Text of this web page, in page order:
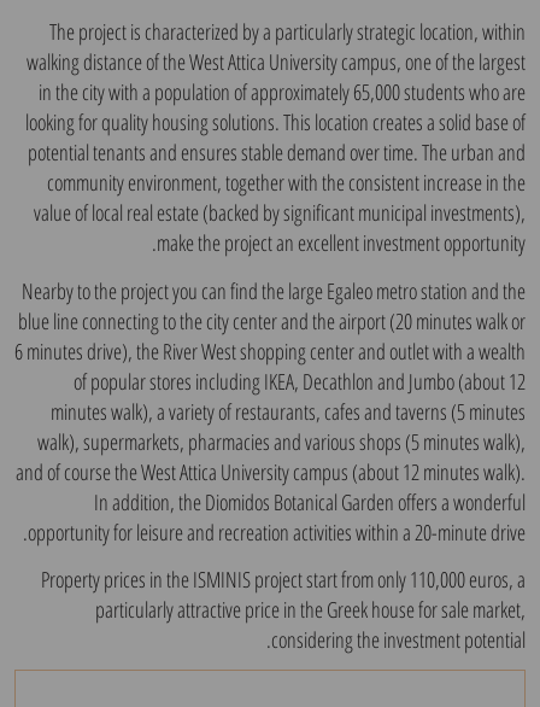
The project is characterized by a particularly strategic location, within
walking distance of the West Attica University campus, one of the largest
in the city with a population of approximately 65,000 students who are
looking for quality housing solutions. This location creates a solid base of
potential tenants and ensures stable demand over time. The urban and
community environment, together with the consistent increase in the
value of local real estate (backed by significant municipal investments),
make the project an excellent investment opportunity.
Nearby to the project you can find the large Egaleo metro station and the
blue line connecting to the city center and the airport (20 minutes walk or
6 minutes drive), the River West shopping center and outlet with a wealth
of popular stores including IKEA, Decathlon and Jumbo (about 12
minutes walk), a variety of restaurants, cafes and taverns (5 minutes
walk), supermarkets, pharmacies and various shops (5 minutes walk),
and of course the West Attica University campus (about 12 minutes walk).
In addition, the Diomidos Botanical Garden offers a wonderful
opportunity for leisure and recreation activities within a 20-minute drive.
Property prices in the ISMINIS project start from only 110,000 euros, a
particularly attractive price in the Greek house for sale market,
considering the investment potential.